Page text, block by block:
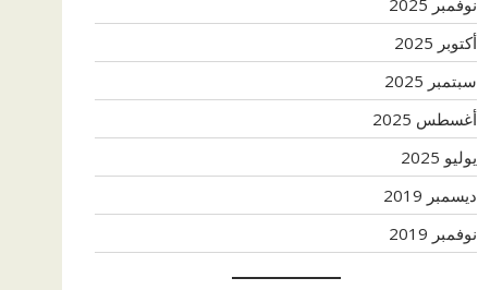
أكتوبر 2025
سبتمبر 2025
أغسطس 2025
يوليو 2025
ديسمبر 2019
نوفمبر 2019